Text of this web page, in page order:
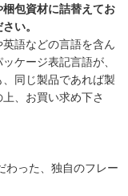
包資材に詰替えてお
い。
語などの言語を含ん
ケージ表記言語が、
同じ製品であれば製
、お買い求め下さ
わった、独自のフレー